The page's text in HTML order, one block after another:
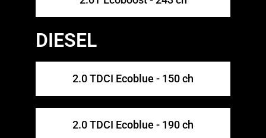
DIESEL
2.0 TDCI Ecoblue - 150 ch
2.0 TDCI Ecoblue - 190 ch